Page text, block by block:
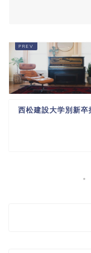
西松建設大学別新